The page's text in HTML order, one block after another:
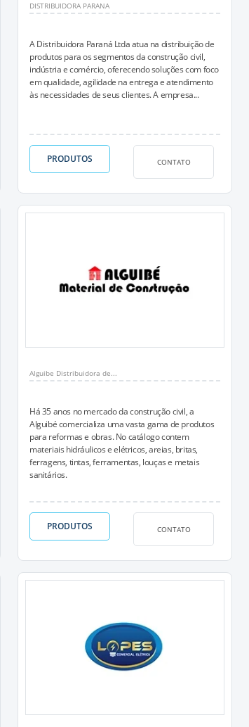
DISTRIBUIDORA PARANA
A Distribuidora Paraná Ltda atua na distribuição de
produtos para os segmentos da construção civil,
indústria e comércio, oferecendo soluções com foco
em qualidade, agilidade na entrega e atendimento
às necessidades de seus clientes. A empresa...
PRODUTOS CONTATO
Alguibe Distribuidora de...
Há 35 anos no mercado da construção civil, a
Alguibé comercializa uma vasta gama de produtos
para reformas e obras. No catálogo contem
materiais hidráulicos e elétricos, areias, britas,
ferragens, tintas, ferramentas, louças e metais
sanitários.
PRODUTOS CONTATO